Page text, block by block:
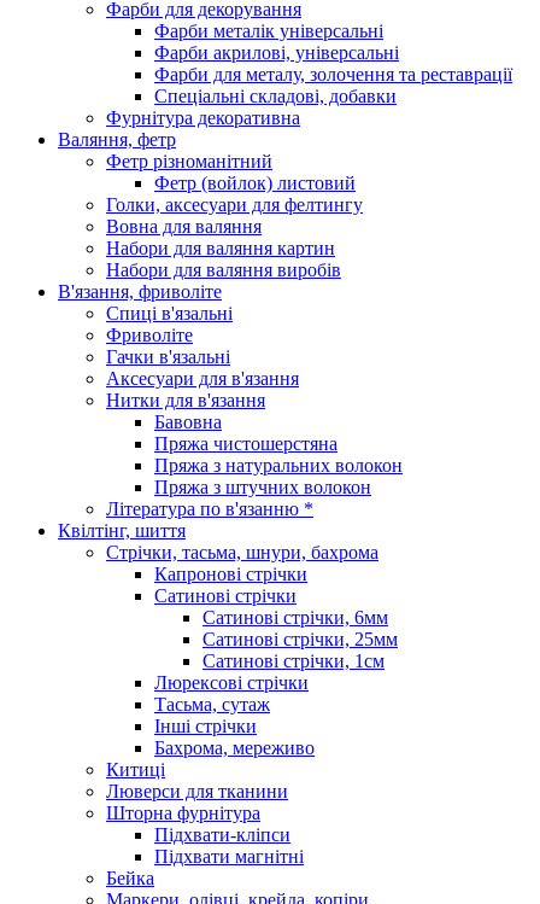
Фарби для декорування
Фарби металік універсальні
Фарби акрилові, універсальні
Фарби для металу, золочення та реставрації
Спеціальні складові, добавки
Фурнітура декоративна
Валяння, фетр
Фетр різноманітний
Фетр (войлок) листовий
Голки, аксесуари для фелтингу
Вовна для валяння
Набори для валяння картин
Набори для валяння виробів
В'язання, фриволіте
Спиці в'язальні
Фриволіте
Гачки в'язальні
Аксесуари для в'язання
Нитки для в'язання
Бавовна
Пряжа чистошерстяна
Пряжа з натуральних волокон
Пряжа з штучних волокон
Література по в'язанню *
Квілтінг, шиття
Стрічки, тасьма, шнури, бахрома
Капронові стрічки
Сатинові стрічки
Сатинові стрічки, 6мм
Сатинові стрічки, 25мм
Сатинові стрічки, 1см
Люрексові стрічки
Тасьма, сутаж
Інші стрічки
Бахрома, мереживо
Китиці
Люверси для тканини
Шторна фурнітура
Підхвати-кліпси
Підхвати магнітні
Бейка
Маркери, олівці, крейда, копіри